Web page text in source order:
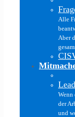
Alle
Aber
Wenn
der
und